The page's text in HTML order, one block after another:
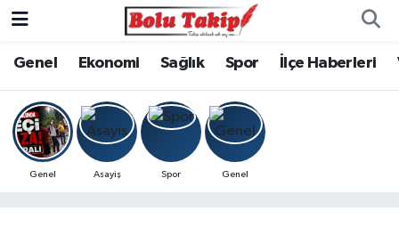
Genel Ekonomi Sağlık Spor İlçe Haberleri
Genel Asayiş Spor Genel